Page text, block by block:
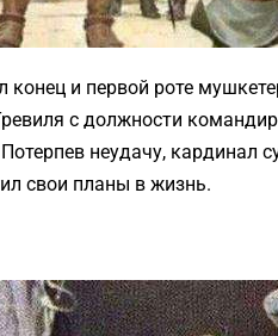
и первой роте
с должности
неудачу, кардинал
свои планы в жизнь.